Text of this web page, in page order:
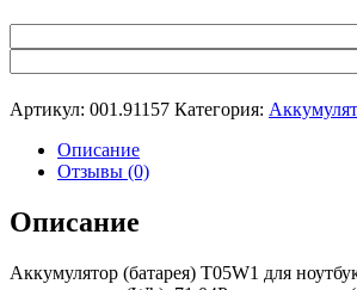
Артикул: 001.91157 Категория:
Описание
Отзывы (0)
Описание
Аккумулятор (батарея) T05W1 для